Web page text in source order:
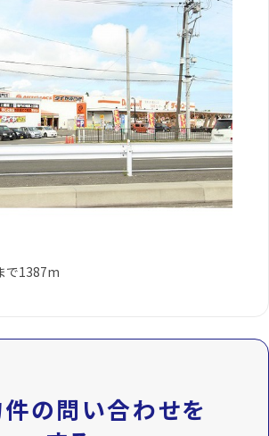
で1387m
の問い合わせを